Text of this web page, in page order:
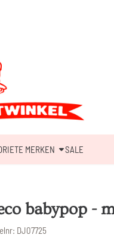
MERKEN SALE
babypop -
DJ07725